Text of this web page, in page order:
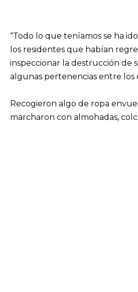
“Todo lo que teníamos se ha
los residentes que habían
inspeccionar la destrucción de
algunas pertenencias entre los
Recogieron algo de ropa
marcharon con almohadas,